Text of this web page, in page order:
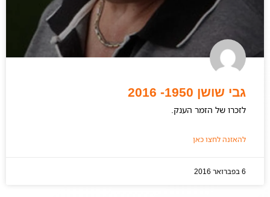
גבי שושן 1950- 2016
לזכרו של הזמר הענק.
להאזנה לחצו כאן
6 בפברואר 2016